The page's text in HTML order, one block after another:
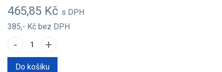
465,85 Kč s DPH
385,- Kč bez DPH
- +
Do košíku